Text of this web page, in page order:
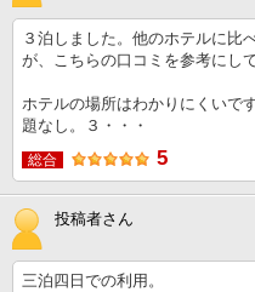
３泊しました。他のホテルに比
が、こちらの口コミを参考にし
ホテルの場所はわかりにくいで
題なし。３・・・
総合 5
投稿者さん
三泊四日での利用。